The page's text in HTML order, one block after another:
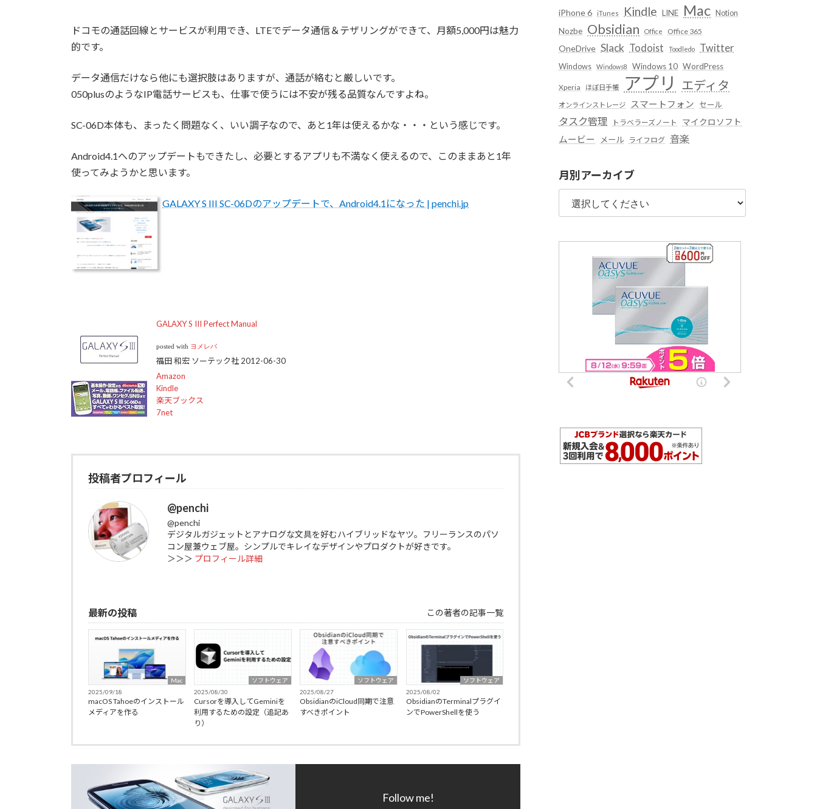
ドコモの通話回線とサービスが利用でき、LTEでデータ通信＆テザリングができて、月額5,000円は魅力
的です。
データ通信だけなら他にも選択肢はありますが、通話が絡むと厳しいです。
050plusのようなIP電話サービスも、仕事で使うには不安が残る品質なんですよね。
SC-06D本体も、まったく問題なく、いい調子なので、あと1年は使えるかな・・・という感じです。
Android4.1へのアップデートもできたし、必要とするアプリも不満なく使えるので、このままあと1年
使ってみようかと思います。
GALAXY S III SC-06Dのアップデートで、Android4.1になった | penchi.jp
GALAXY S III Perfect Manual
posted with ヨメレバ
福田 和宏 ソーテック社 2012-06-30
Amazon
Kindle
楽天ブックス
7net
投稿者プロフィール
@penchi
@penchi
デジタルガジェットとアナログな文具を好むハイブリッドなヤツ。フリーランスのパソ
コン屋兼ウェブ屋。シンプルでキレイなデザインやプロダクトが好きです。
＞＞＞ プロフィール詳細
最新の投稿 この著者の記事一覧
Mac
2025/09/18
macOS Tahoeのインストール
メディアを作る
ソフトウェア
2025/08/30
Cursorを導入してGeminiを
利用するための設定（追記あ
り）
ソフトウェア
2025/08/27
ObsidianのiCloud同期で注意
すべきポイント
ソフトウェア
2025/08/02
ObsidianのTerminalプラグイ
ンでPowerShellを使う
Follow me!
iPhone 6 iTunes Kindle LINE Mac Notion
Nozbe Obsidian Office Office 365
OneDrive Slack Todoist Toodledo Twitter
Windows Windows8 Windows 10 WordPress
Xperia ほぼ日手帳 アプリ エディタ
オンラインストレージ スマートフォン セール
タスク管理 トラベラーズノート マイクロソフト
ムービー メール ライフログ 音楽
月別アーカイブ